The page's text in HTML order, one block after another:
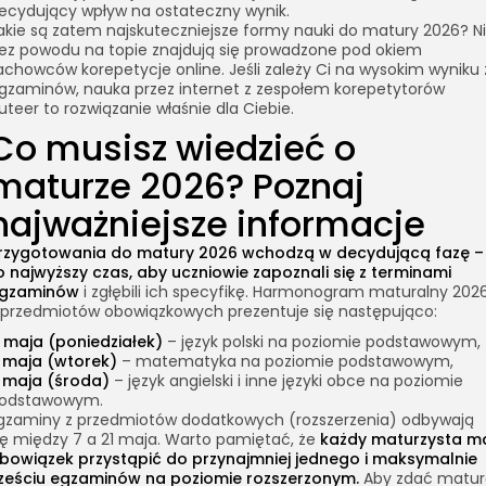
wpływ na ostateczny wynik.
są zatem najskuteczniejsze formy nauki do matury 2026?
powodu na topie znajdują się prowadzone pod okiem
korepetycje online. Jeśli zależy Ci na wysokim wyniku
nauka przez internet z zespołem korepetytorów
to rozwiązanie właśnie dla Ciebie.
musisz wiedzieć o
2026? Poznaj
informacje
do matury 2026 wchodzą w decydującą fazę –
najwyższy czas, aby uczniowie zapoznali się z terminami
i zgłębili ich specyfikę. Harmonogram maturalny
obowiązkowych prezentuje się następująco:
maja (poniedziałek) – język polski na poziomie podstawowym,
maja (wtorek) – matematyka na poziomie podstawowym,
maja (środa) – język angielski i inne języki obce na poziomie
z przedmiotów dodatkowych (rozszerzenia) odbywają
między 7 a 21 maja. Warto pamiętać, że każdy maturzysta
przystąpić do przynajmniej jednego i maksymalnie
egzaminów na poziomie rozszerzonym. Aby zdać